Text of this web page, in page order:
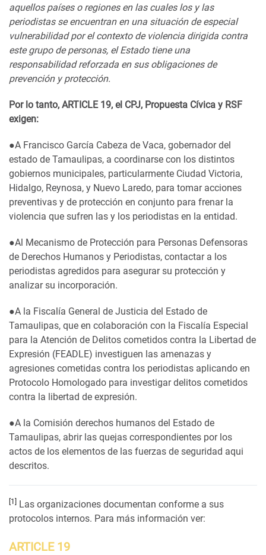
aquellos países o regiones en las cuales los y las
periodistas se encuentran en una situación de especial
vulnerabilidad por el contexto de violencia dirigida contra
este grupo de personas, el Estado tiene una
responsabilidad reforzada en sus obligaciones de
prevención y protección.
Por lo tanto, ARTICLE 19, el CPJ, Propuesta Cívica y RSF
exigen:
●A Francisco García Cabeza de Vaca, gobernador del
estado de Tamaulipas, a coordinarse con los distintos
gobiernos municipales, particularmente Ciudad Victoria,
Hidalgo, Reynosa, y Nuevo Laredo, para tomar acciones
preventivas y de protección en conjunto para frenar la
violencia que sufren las y los periodistas en la entidad.
●Al Mecanismo de Protección para Personas Defensoras
de Derechos Humanos y Periodistas, contactar a los
periodistas agredidos para asegurar su protección y
analizar su incorporación.
●A la Fiscalía General de Justicia del Estado de
Tamaulipas, que en colaboración con la Fiscalía Especial
para la Atención de Delitos cometidos contra la Libertad de
Expresión (FEADLE) investiguen las amenazas y
agresiones cometidas contra los periodistas aplicando en
Protocolo Homologado para investigar delitos cometidos
contra la libertad de expresión.
●A la Comisión derechos humanos del Estado de
Tamaulipas, abrir las quejas correspondientes por los
actos de los elementos de las fuerzas de seguridad aqui
descritos.
[1]
Las organizaciones documentan conforme a sus
protocolos internos. Para más información ver:
ARTICLE 19